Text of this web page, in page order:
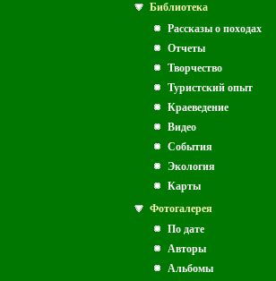
Библиотека
Рассказы о походах
Отчеты
Творчество
Туристский опыт
Краеведение
Видео
События
Экология
Карты
Фотогалерея
По дате
Авторы
Альбомы